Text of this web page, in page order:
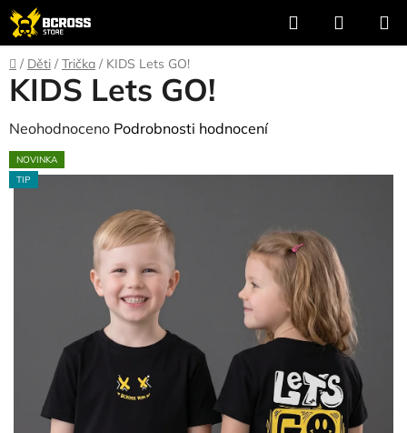
Přejít
na
obsah
Hledat
KOŠÍK
Domů
/ Děti / Trička / KIDS Lets GO!
KIDS Lets GO!
Průměrné
hodnocení
produktu
Neohodnoceno Podrobnosti hodnocení
NOVINKA
TIP